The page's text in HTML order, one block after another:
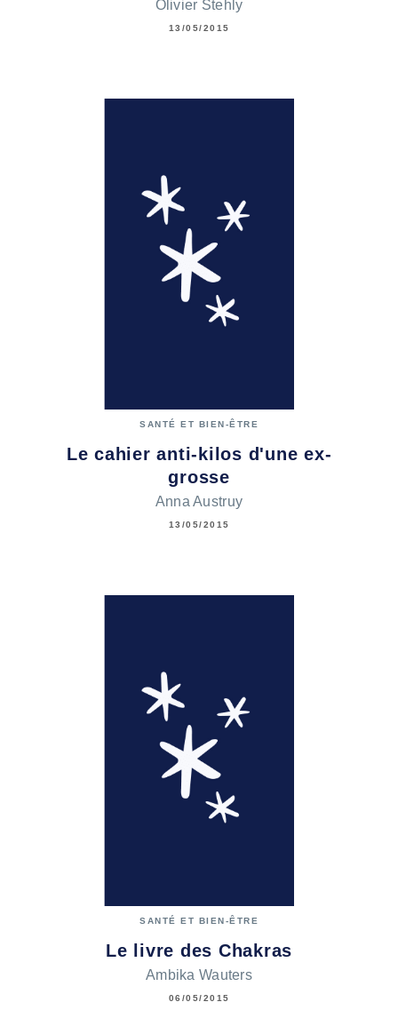
Olivier Stehly
13/05/2015
SANTÉ ET BIEN-ÊTRE
Le cahier anti-kilos d'une ex-
grosse
Anna Austruy
13/05/2015
SANTÉ ET BIEN-ÊTRE
Le livre des Chakras
Ambika Wauters
06/05/2015